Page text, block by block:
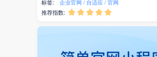
标签:
企业官网 自适应 官网
推荐指数:     